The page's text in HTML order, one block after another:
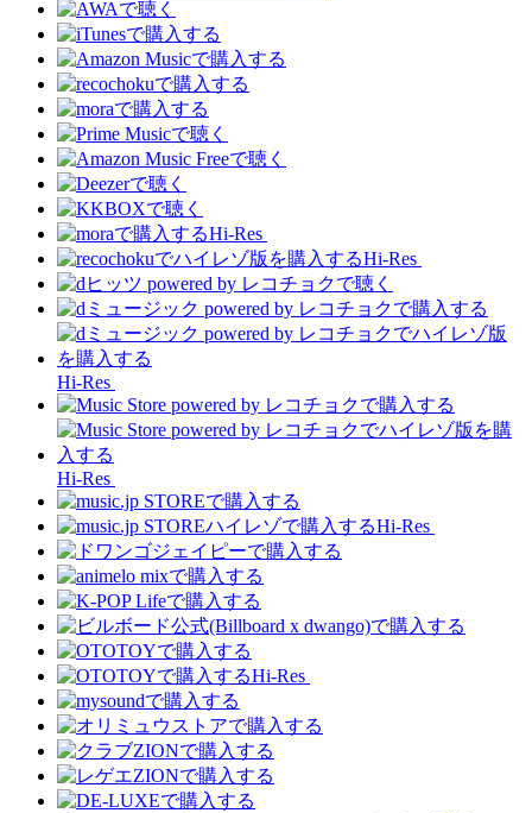
Hi-Res
Hi-Res
Hi-Res
Hi-Res
Hi-Res
Hi-Res